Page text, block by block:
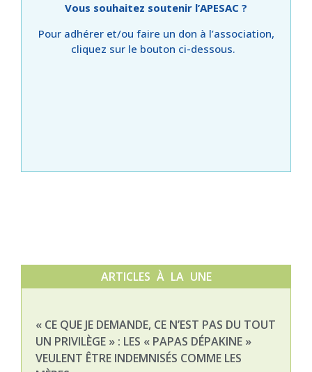
Vous souhaitez soutenir l’APESAC ?
Pour adhérer et/ou faire un don à l’association,
cliquez sur le bouton ci-dessous.
ARTICLES À LA UNE
« CE QUE JE DEMANDE, CE N’EST PAS DU TOUT
UN PRIVILÈGE » : LES « PAPAS DÉPAKINE »
VEULENT ÊTRE INDEMNISÉS COMME LES